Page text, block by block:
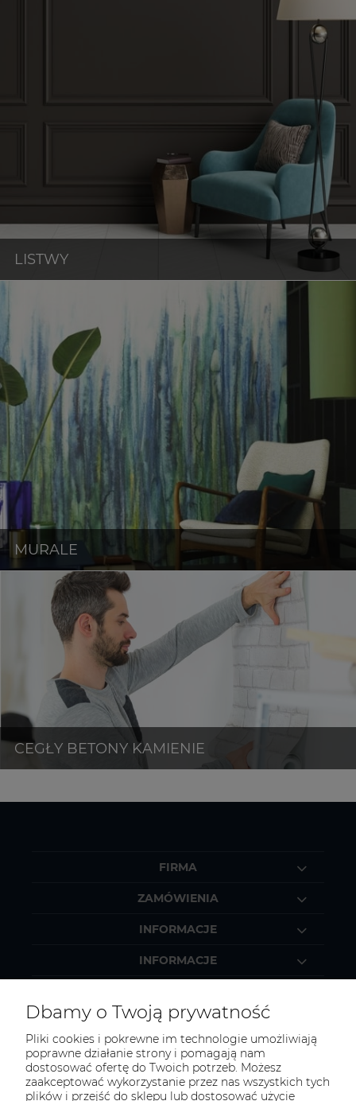
FIRMA
ZAMÓWIENIA
INFORMACJE
INFORMACJE
KONTAKT
Zapraszamy do kontaktu:
Dbamy o Twoją prywatność
Pliki cookies i pokrewne im technologie umożliwiają
poprawne działanie strony i pomagają nam
dostosować ofertę do Twoich potrzeb. Możesz
zaakceptować wykorzystanie przez nas wszystkich tych
plików i przejść do sklepu lub dostosować użycie